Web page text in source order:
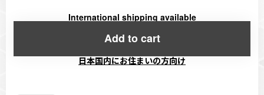
International shipping available
Add to cart
日本国内にお住まいの方向け